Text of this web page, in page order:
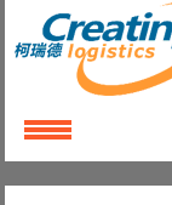
Login